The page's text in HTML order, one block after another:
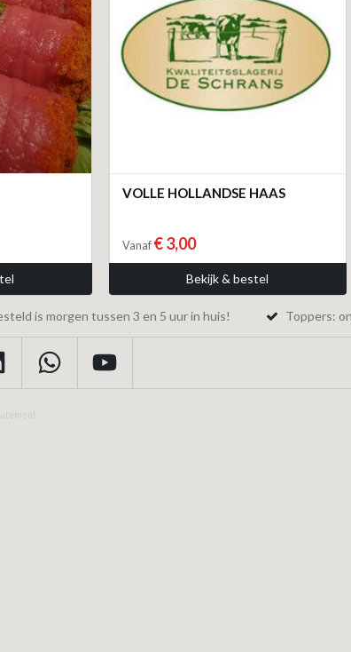
VOLLE HOLLANDSE HAAS
Vanaf € 3,00
Bekijk & bestel
is morgen tussen 3 en 5 uur in huis! Toppers: